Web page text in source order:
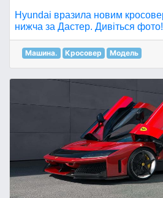
Hyundai вразила новим
нижча за Дастер. Дивіться фото!
Машина. Кросовер Модель